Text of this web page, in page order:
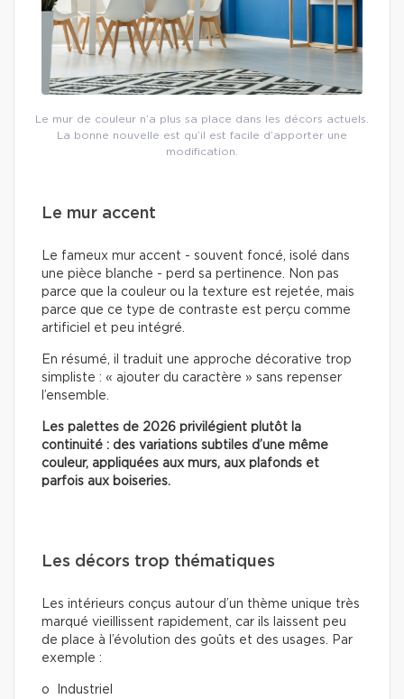
Le mur de couleur n’a plus sa place dans les décors actuels.
La bonne nouvelle est qu’il est facile d’apporter une
modification.
Le mur accent
Le fameux mur accent - souvent foncé, isolé dans
une pièce blanche - perd sa pertinence. Non pas
parce que la couleur ou la texture est rejetée, mais
parce que ce type de contraste est perçu comme
artificiel et peu intégré.
En résumé, il traduit une approche décorative trop
simpliste : « ajouter du caractère » sans repenser
l’ensemble.
Les palettes de 2026 privilégient plutôt la
continuité : des variations subtiles d’une même
couleur, appliquées aux murs, aux plafonds et
parfois aux boiseries.
Les décors trop thématiques
Les intérieurs conçus autour d’un thème unique très
marqué vieillissent rapidement, car ils laissent peu
de place à l’évolution des goûts et des usages. Par
exemple :
o Industriel